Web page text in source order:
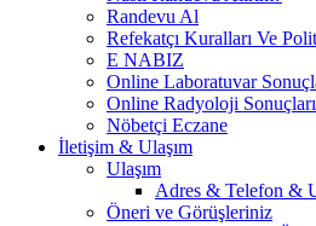
Randevu Al
Refekatçı Kuralları Ve
E NABIZ
Online Laboratuvar
Online Radyoloji Sonuçları
Nöbetçi Eczane
İletişim & Ulaşım
Ulaşım
Adres & Telefon &
Öneri ve Görüşleriniz